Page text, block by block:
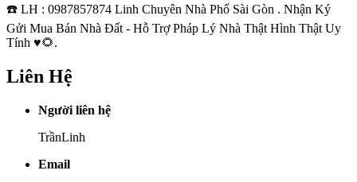
☎️ LH : 0987857874 Linh Chuyên Nhà Phố Sài Gòn . Nhận Ký
Gửi Mua Bán Nhà Đất - Hỗ Trợ Pháp Lý Nhà Thật Hình Thật Uy
Tính ♥️🌻.
Liên Hệ
Người liên hệ
TrầnLinh
Email